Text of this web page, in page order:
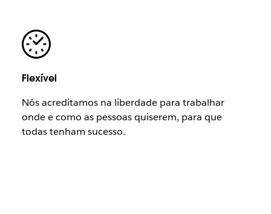
Flexível
Nós acreditamos na liberdade para trabalhar
onde e como as pessoas quiserem, para que
todas tenham sucesso.